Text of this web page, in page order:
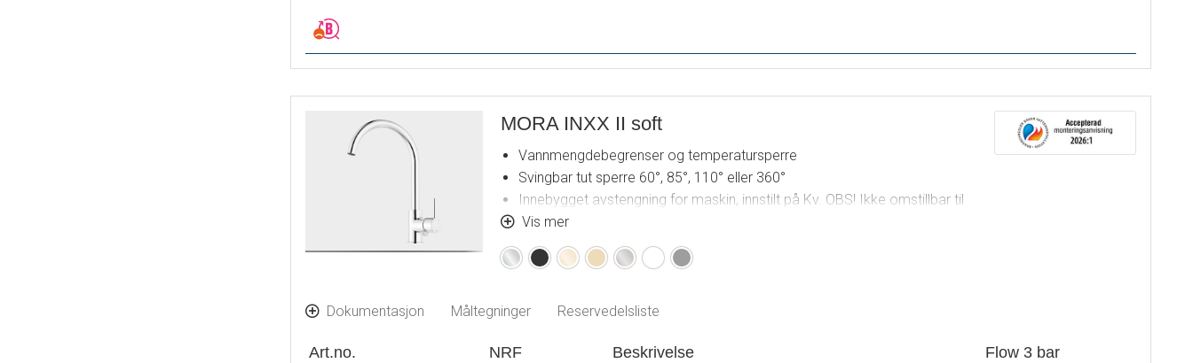
MORA INXX II soft
Vannmengdebegrenser og temperatursperre
Svingbar tut sperre 60°, 85°, 110° eller 360°
Innebygget avstengning for maskin, innstilt på Kv. OBS! Ikke omstillbar til
VV
Fleksible Soft PEX
-rør med 3/8" mutter
For hull i benk Ø34-37 mm
Vis mer
KromMattPolert
PVD
BørstetBørstetMattMatt
Dokumentasjon
Måltegninger Reservedelsliste
Art.no. NRF Beskrivelse Flow 3 bar